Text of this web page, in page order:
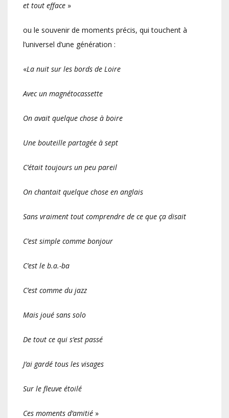
et tout efface »
ou le souvenir de moments précis, qui touchent à
l’universel d’une génération :
«La nuit sur les bords de Loire
Avec un magnétocassette
On avait quelque chose à boire
Une bouteille partagée à sept
C’était toujours un peu pareil
On chantait quelque chose en anglais
Sans vraiment tout comprendre de ce que ça disait
C’est simple comme bonjour
C’est le b.a.-ba
C’est comme du jazz
Mais joué sans solo
De tout ce qui s’est passé
J’ai gardé tous les visages
Sur le fleuve étoilé
Ces moments d’amitié »